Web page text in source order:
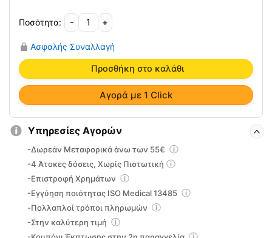
4.80€.
-
Μάσκα
Νεφελοποίησης
Salter
Ενηλίκων
0810645
ποσότητα
+
Ασφαλής Συναλλαγή
Προσθήκη στο καλάθι
Αγορά με 1 Click
Υπηρεσίες Αγορών
-Δωρεάν Μεταφορικά άνω των 55€
-4 Άτοκες δόσεις, Χωρίς Πιστωτική
-Επιστροφή Χρημάτων
-Εγγύηση ποιότητας ISO Medical 13485
-Πολλαπλοί τρόποι πληρωμών
-Στην καλύτερη τιμή